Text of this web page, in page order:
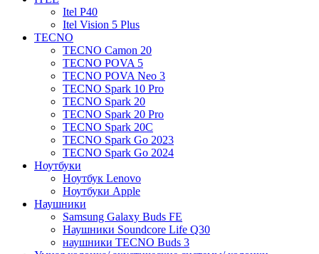
Itel P40
Itel Vision 5 Plus
TECNO
TECNO Camon 20
TECNO POVA 5
TECNO POVA Neo 3
TECNO Spark 10 Pro
TECNO Spark 20
TECNO Spark 20 Pro
TECNO Spark 20C
TECNO Spark Go 2023
TECNO Spark Go 2024
Ноутбуки
Ноутбук Lenovo
Ноутбуки Apple
Наушники
Samsung Galaxy Buds FE
Наушники Soundcore Life Q30
наушники TECNO Buds 3